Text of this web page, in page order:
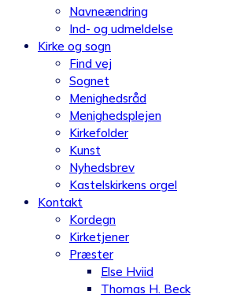
Navneændring
Ind- og udmeldelse
Kirke og sogn
Find vej
Sognet
Menighedsråd
Menighedsplejen
Kirkefolder
Kunst
Nyhedsbrev
Kastelskirkens orgel
Kontakt
Kordegn
Kirketjener
Præster
Else Hviid
Thomas H. Beck